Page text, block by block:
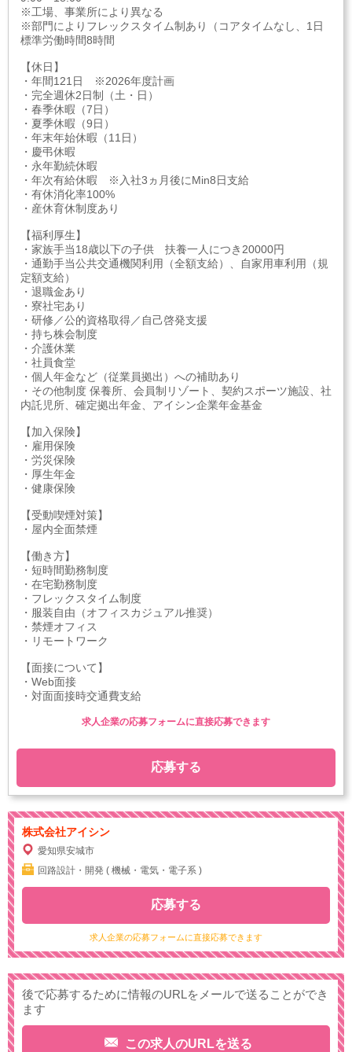
※工場、事業所により異なる
※部門によりフレックスタイム制あり（コアタイムなし、1日
標準労働時間8時間
【休日】
・年間121日 ※2026年度計画
・完全週休2日制（土・日）
・春季休暇（7日）
・夏季休暇（9日）
・年末年始休暇（11日）
・慶弔休暇
・永年勤続休暇
・年次有給休暇 ※入社3ヵ月後にMin8日支給
・有休消化率100%
・産休育休制度あり
【福利厚生】
・家族手当18歳以下の子供 扶養一人につき20000円
・通勤手当公共交通機関利用（全額支給）、自家用車利用（規
定額支給）
・退職金あり
・寮社宅あり
・研修／公的資格取得／自己啓発支援
・持ち株会制度
・介護休業
・社員食堂
・個人年金など（従業員拠出）への補助あり
・その他制度 保養所、会員制リゾート、契約スポーツ施設、社
内託児所、確定拠出年金、アイシン企業年金基金
【加入保険】
・雇用保険
・労災保険
・厚生年金
・健康保険
【受動喫煙対策】
・屋内全面禁煙
【働き方】
・短時間勤務制度
・在宅勤務制度
・フレックスタイム制度
・服装自由（オフィスカジュアル推奨）
・禁煙オフィス
・リモートワーク
【面接について】
・Web面接
・対面面接時交通費支給
応募する
求人企業の応募フォームに直接応募できます
株式会社アイシン
愛知県安城市
回路設計・開発 ( 機械・電気・電子系 )
求人企業の応募フォームに直接応募できます
応募する
後で応募するために情報のURLをメールで送ることができ
ます
この求人のURLを送る